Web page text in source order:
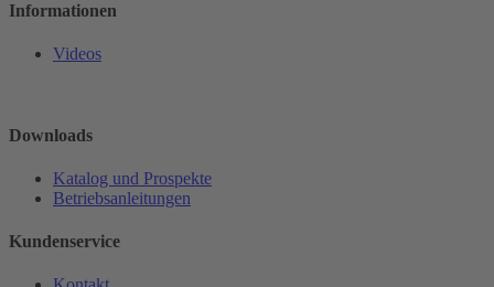
Informationen
Videos
Downloads
Katalog und Prospekte
Betriebsanleitungen
Kundenservice